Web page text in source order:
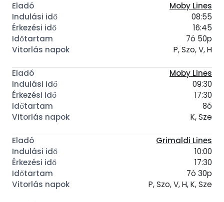
Moby Lines
08:55
16:45
7ó 50p
P, Szo, V, H
Moby Lines
09:30
17:30
8ó
K, Sze
Grimaldi Lines
10:00
17:30
7ó 30p
P, Szo, V, H, K, Sze